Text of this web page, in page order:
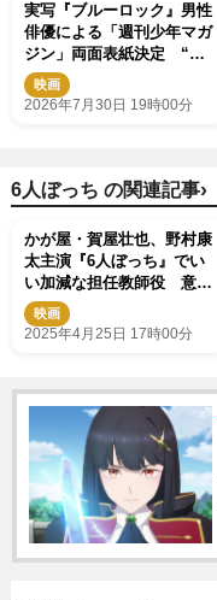
実写『ブルーロック』男性
俳優による「週刊少年マガ
ジン」両面表紙決定 “潔
世一”高橋文哉×アニメ・浦
和希の対談も実現
映画
2026年7月30日 19時00分
6人ぼっち の関連記事›
かが屋・賀屋壮也、野村康
太主演『6人ぼっち』でい
い加減な担任教師役 意外
な共通点も発覚
映画
2025年4月25日 17時00分